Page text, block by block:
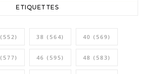
ETIQUETTES
(552) 38 (564) 40 (569)
(577) 46 (595) 48 (583)